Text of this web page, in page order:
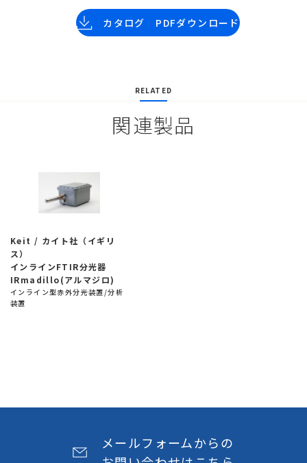
カタログ PDFダウンロード
RELATED
関連製品
Keit / カイト社（イギリ
ス）
インラインFTIR分光器
IRmadillo(アルマジロ)
インライン型赤外分光装置/分析
装置
メールフォームからの